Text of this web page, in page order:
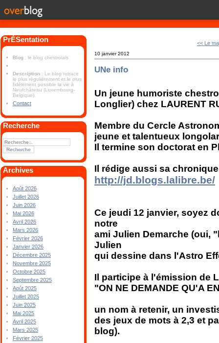
PrÉSentation
Blog : le blog chestrolais
Description : Le blog retrace
le plus régulièrement et le plus
fidèlement possible la vie à
Neufchâteau (Luxembourg-
Belgique).
Contact
Recherche
Archives
Août 2026
Juillet 2026
Juin 2026
Mai 2026
Avril 2026
Mars 2026
Février 2026
Janvier 2026
Décembre 2025
Novembre 2025
Octobre 2025
Septembre 2025
Août 2025
Juillet 2025
Juin 2025
Mai 2025
Avril 2025
Mars 2025
Février 2025
<< Le
10 janvier 2012
UNe info
Un jeune humoriste
Longlier) chez LAURENT
Membre du Cercle
jeune et talentueux
Il termine son doctorat en
Il rédige aussi sa
http://jd.blogs.lalibre.be/
Ce jeudi 12 janvier, soyez
notre
ami Julien Demarche (oui,
Julien
qui dessine dans l'Astro
Il participe à l'émission de
"ON NE DEMANDE QU'A
un nom à retenir, un
des jeux de mots à 2,3 et
blog).